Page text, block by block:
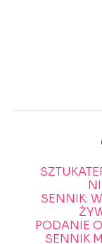
SENNIK:
PODANIE
SENNIK